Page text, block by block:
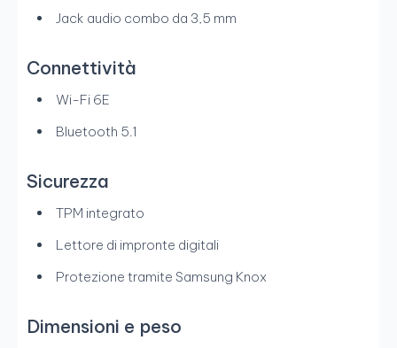
Jack audio combo da 3,5 mm
Connettività
Wi-Fi 6E
Bluetooth 5.1
Sicurezza
TPM integrato
Lettore di impronte digitali
Protezione tramite Samsung Knox
Dimensioni e peso